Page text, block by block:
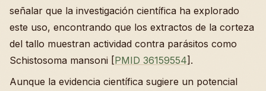
señalar que la investigación científica ha explorado
este uso, encontrando que los extractos de la corteza
del tallo muestran actividad contra parásitos como
Schistosoma mansoni [PMID 36159554].
Aunque la evidencia científica sugiere un potencial